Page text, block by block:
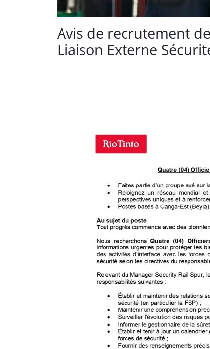
Avis de recrutement
Liaison Externe